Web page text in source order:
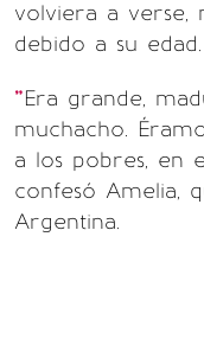
volviera a verse,
debido a su edad.
"Era grande,
muchacho.
a los pobres, en
confesó Amelia,
Argentina.